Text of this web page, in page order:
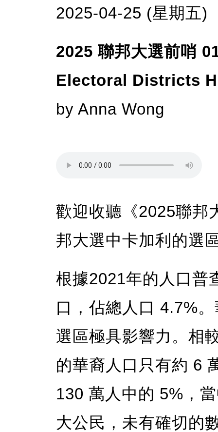
2025-04-25 (星期五)
2025 聯邦大選前哨
Electoral Districts
by Anna Wong
歡迎收聽《2025聯邦
邦大選中卡加利的選
根據2021年的人口普
口，佔總人口 4.7%
選區極具影響力。相
的華裔人口只有約 6
130 萬人中的 5%，
大公民，未有確切的